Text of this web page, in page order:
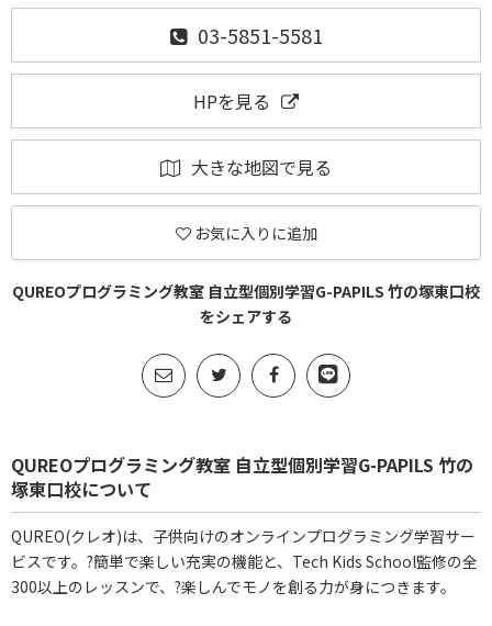
03-5851-5581
HPを見る
大きな地図で見る
お気に入りに追加
QUREOプログラミング教室 自立型個別学習G-PAPILS 竹の塚東口校
をシェアする
QUREOプログラミング教室 自立型個別学習G-PAPILS 竹の
塚東口校について
QUREO(クレオ)は、子供向けのオンラインプログラミング学習サー
ビスです。?簡単で楽しい充実の機能と、Tech Kids School監修の全
300以上のレッスンで、?楽しんでモノを創る力が身につきます。